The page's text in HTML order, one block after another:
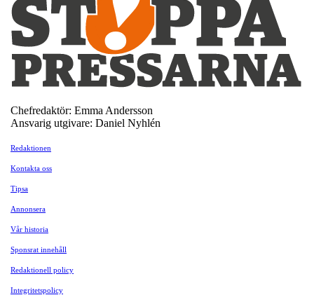
Chefredaktör: Emma Andersson
Ansvarig utgivare: Daniel Nyhlén
Redaktionen
Kontakta oss
Tipsa
Annonsera
Vår historia
Sponsrat innehåll
Redaktionell policy
Integritetspolicy